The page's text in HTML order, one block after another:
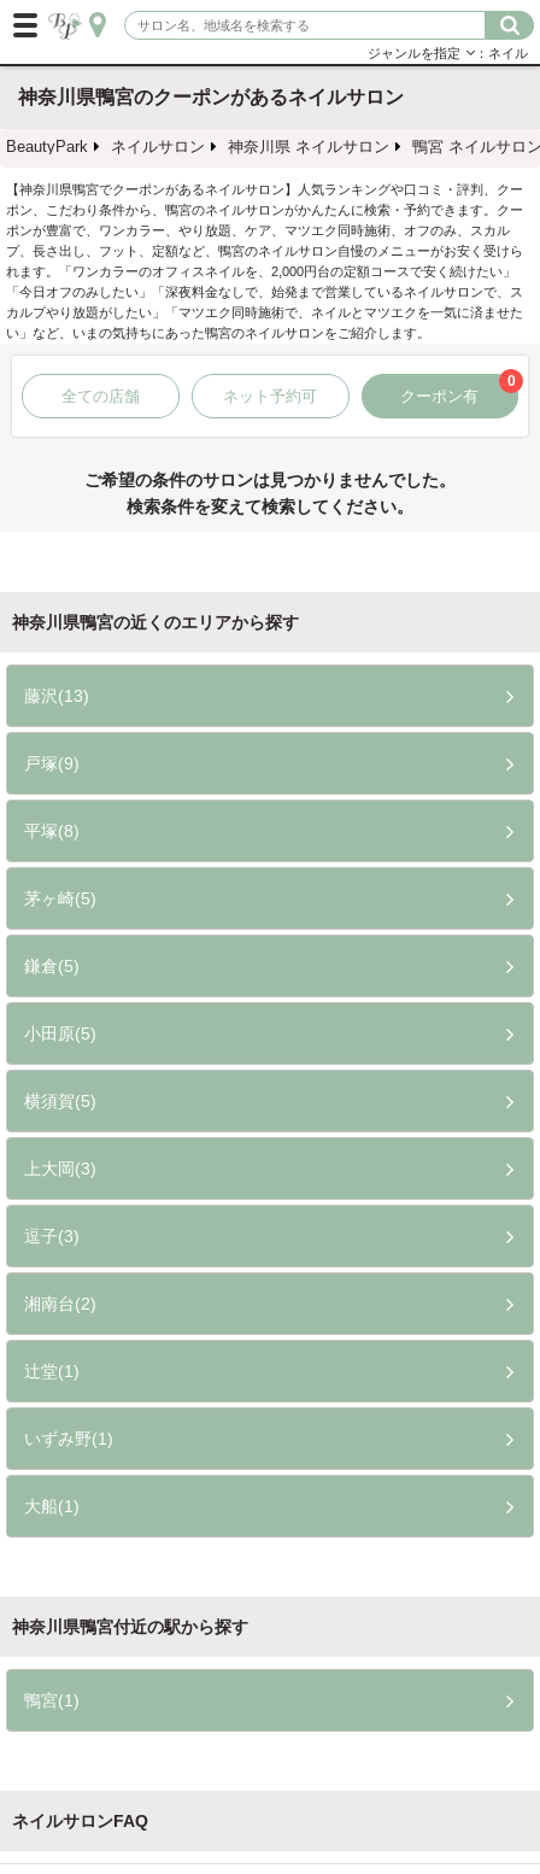
ジャンルを指定 ：ネイル
神奈川県鴨宮のクーポンがあるネイルサロン
BeautyPark ネイルサロン 神奈川県 ネイルサロン 鴨宮 ネイルサロ
【神奈川県鴨宮でクーポンがあるネイルサロン】人気ランキングや口コミ・評判、クー
ポン、こだわり条件から、鴨宮のネイルサロンがかんたんに検索・予約できます。クー
ポンが豊富で、ワンカラー、やり放題、ケア、マツエク同時施術、オフのみ、スカル
プ、長さ出し、フット、定額など、鴨宮のネイルサロン自慢のメニューがお安く受けら
れます。「ワンカラーのオフィスネイルを、2,000円台の定額コースで安く続けたい」
「今日オフのみしたい」「深夜料金なしで、始発まで営業しているネイルサロンで、ス
カルプやり放題がしたい」「マツエク同時施術で、ネイルとマツエクを一気に済ませた
い」など、いまの気持ちにあった鴨宮のネイルサロンをご紹介します。
全ての店舗 ネット予約可 クーポン有
0
ご希望の条件のサロンは見つかりませんでした。
検索条件を変えて検索してください。
神奈川県鴨宮の近くのエリアから探す
藤沢(13)
戸塚(9)
平塚(8)
茅ヶ崎(5)
鎌倉(5)
小田原(5)
横須賀(5)
上大岡(3)
逗子(3)
湘南台(2)
辻堂(1)
いずみ野(1)
大船(1)
神奈川県鴨宮付近の駅から探す
鴨宮(1)
ネイルサロンFAQ